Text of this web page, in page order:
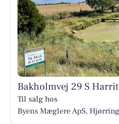
Bakholmvej 29 S
Til salg hos
Byens Mæglere ApS, Hjørring